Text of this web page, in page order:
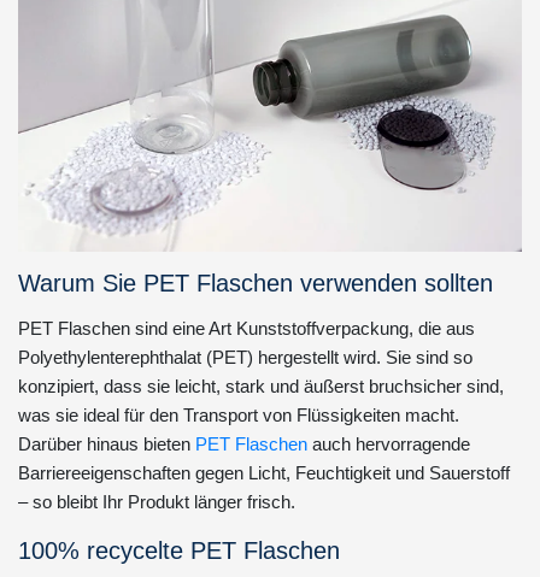
Warum Sie PET Flaschen verwenden sollten
PET Flaschen sind eine Art Kunststoffverpackung, die aus
Polyethylenterephthalat (PET) hergestellt wird. Sie sind so
konzipiert, dass sie leicht, stark und äußerst bruchsicher sind,
was sie ideal für den Transport von Flüssigkeiten macht.
Darüber hinaus bieten PET Flaschen auch hervorragende
Barriereeigenschaften gegen Licht, Feuchtigkeit und Sauerstoff
– so bleibt Ihr Produkt länger frisch.
100% recycelte PET Flaschen